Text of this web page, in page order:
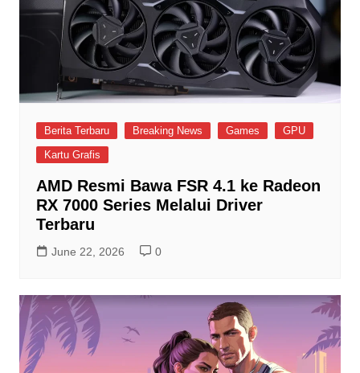
Berita Terbaru Breaking News Games
GPU
Kartu Grafis
AMD Resmi Bawa FSR 4.1 ke Radeon
RX 7000 Series Melalui Driver
Terbaru
June 22, 2026 0